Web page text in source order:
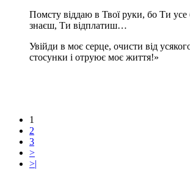
Помсту віддаю в Твої руки, бо Ти
знаєш, Ти відплатиш…
Увійди в моє серце, очисти від
стосунки і отруює моє життя!»
1
2
3
>
>|